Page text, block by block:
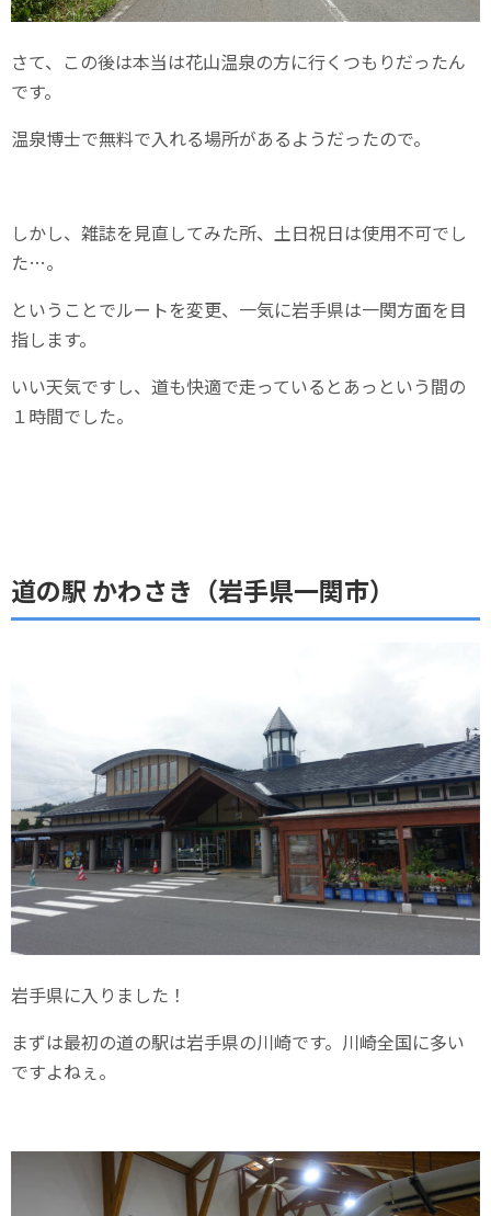
さて、この後は本当は花山温泉の方に行くつもりだったん
です。
温泉博士で無料で入れる場所があるようだったので。
しかし、雑誌を見直してみた所、土日祝日は使用不可でし
た…。
ということでルートを変更、一気に岩手県は一関方面を目
指します。
いい天気ですし、道も快適で走っているとあっという間の
１時間でした。
道の駅 かわさき（岩手県一関市）
岩手県に入りました！
まずは最初の道の駅は岩手県の川崎です。川崎全国に多い
ですよねぇ。